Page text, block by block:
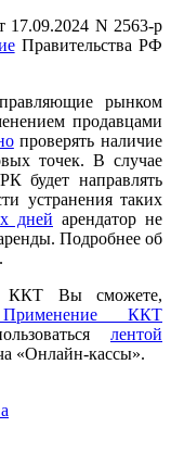
17.09.2024 N 2563-р
Правительства РФ
рынком
продавцами
проверять наличие
точек. В случае
будет направлять
устранения таких
дней арендатор не
Подробнее об
ККТ Вы сможете,
ККТ
лентой
«Онлайн-кассы».